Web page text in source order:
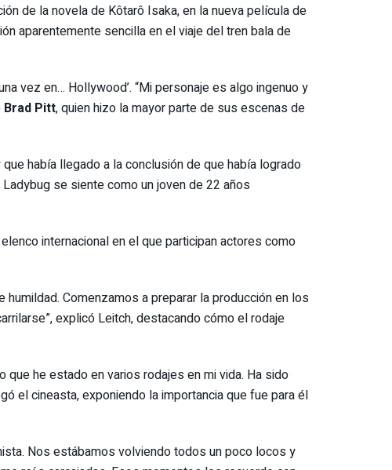
de la novela de Kôtarô Isaka, en la nueva película de
aparentemente sencilla en el viaje del tren bala de
vez en… Hollywood’. “Mi personaje es algo ingenuo y
Brad Pitt, quien hizo la mayor parte de sus escenas de
había llegado a la conclusión de que había logrado
se siente como un joven de 22 años
internacional en el que participan actores como
Comenzamos a preparar la producción en los
explicó Leitch, destacando cómo el rodaje
he estado en varios rodajes en mi vida. Ha sido
el cineasta, exponiendo la importancia que fue para él
Nos estábamos volviendo todos un poco locos y